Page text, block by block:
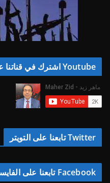
Youtube اشترك في قناتنا على اليوتوب
Twitter تابعنا على التويتر
Facebook تابعنا على الفايسبوك